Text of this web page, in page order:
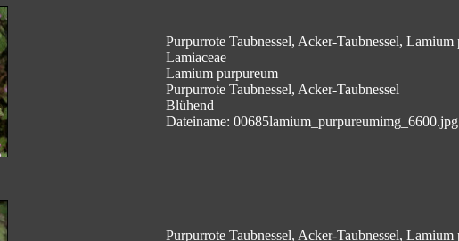
Purpurrote Taubnessel, Acker-Taubnessel, Lamium
Lamiaceae
Lamium purpureum
Purpurrote Taubnessel, Acker-Taubnessel
Blühend
Dateiname: 00685lamium_purpureumimg_6600.jpg
Purpurrote Taubnessel, Acker-Taubnessel, Lamium